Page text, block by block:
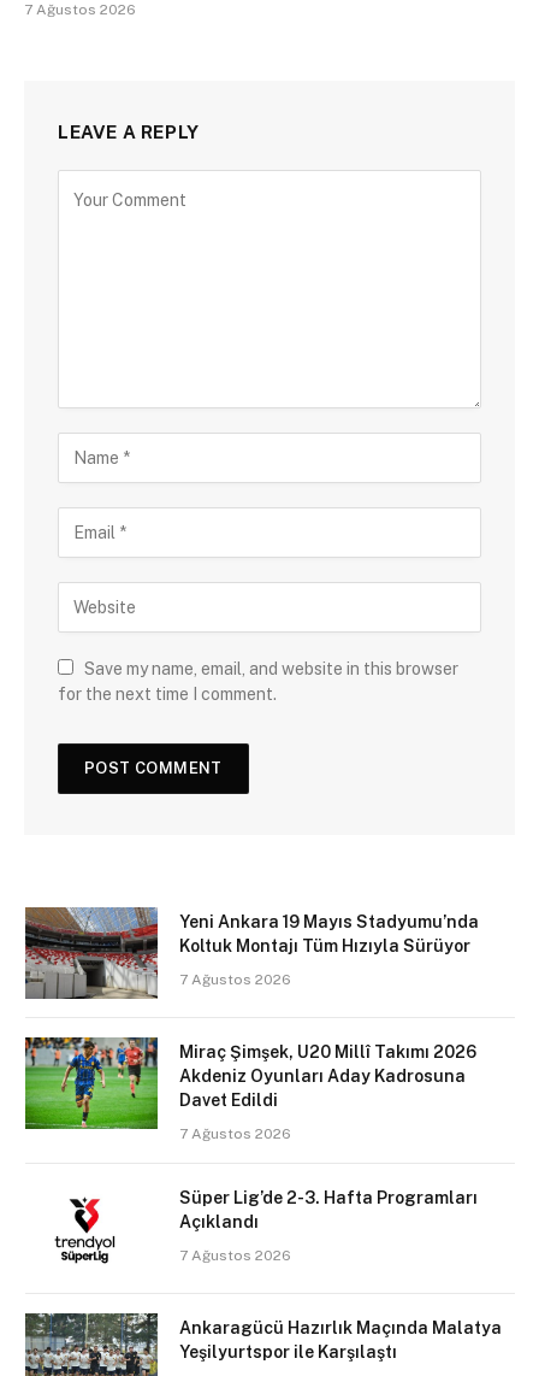
7 Ağustos 2026
LEAVE A REPLY
Save my name, email, and website in this browser
for the next time I comment.
Yeni Ankara 19 Mayıs Stadyumu’nda
Koltuk Montajı Tüm Hızıyla Sürüyor
7 Ağustos 2026
Miraç Şimşek, U20 Millî Takımı 2026
Akdeniz Oyunları Aday Kadrosuna
Davet Edildi
7 Ağustos 2026
Süper Lig’de 2-3. Hafta Programları
Açıklandı
7 Ağustos 2026
Ankaragücü Hazırlık Maçında Malatya
Yeşilyurtspor ile Karşılaştı